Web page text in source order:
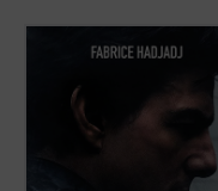
cine. Cuando un actor se convierte en
inevitablemente refleja algo de su época.